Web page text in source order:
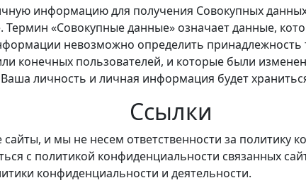
информацию для получения Совокупных
«Совокупные данные» означает данные,
невозможно определить
конечных пользователей, и которые были
личность и личная информация будет
Ссылки
и мы не несем ответственности за политику
с политикой конфиденциальности связанных
конфиденциальности и деятельности.